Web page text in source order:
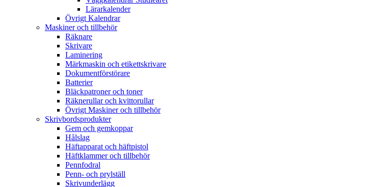
Lärarkalender
Övrigt Kalendrar
Maskiner och tillbehör
Räknare
Skrivare
Laminering
Märkmaskin och etikettskrivare
Dokumentförstörare
Batterier
Bläckpatroner och toner
Räknerullar och kvittorullar
Övrigt Maskiner och tillbehör
Skrivbordsprodukter
Gem och gemkoppar
Hålslag
Häftapparat och häftpistol
Häftklammer och tillbehör
Pennfodral
Penn- och prylställ
Skrivunderlägg